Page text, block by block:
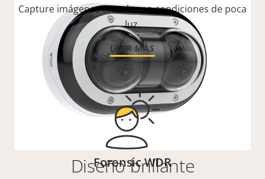
Diseño brillante
Capture imágenes en color en condiciones de poca
luz.
LEER MÁS
Forensic WDR